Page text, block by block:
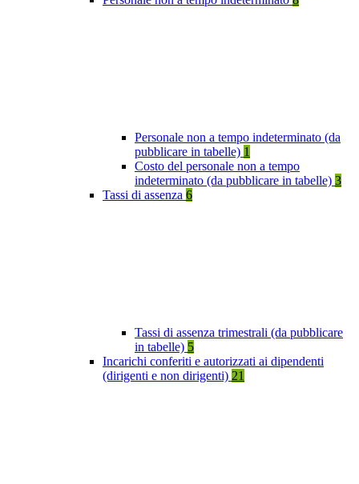
Personale non a tempo indeterminato (da
pubblicare in tabelle) 1
Costo del personale non a tempo
indeterminato (da pubblicare in tabelle) 3
Tassi di assenza 6
Tassi di assenza trimestrali (da pubblicare
in tabelle) 5
Incarichi conferiti e autorizzati ai dipendenti
(dirigenti e non dirigenti) 21